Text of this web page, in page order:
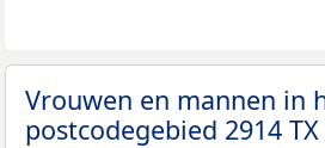
Vrouwen en mannen in
postcodegebied 2914 TX